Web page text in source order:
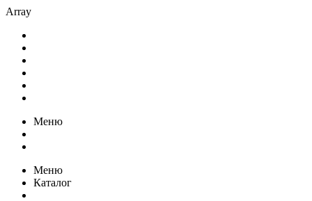
Array
Меню
Меню
Каталог